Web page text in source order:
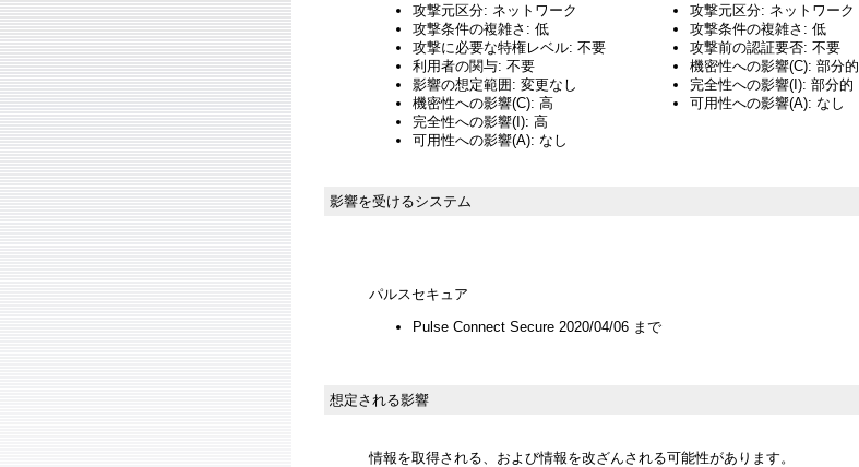
攻撃元区分: ネットワーク
攻撃条件の複雑さ: 低
攻撃に必要な特権レベル: 不要
利用者の関与: 不要
影響の想定範囲: 変更なし
機密性への影響(C): 高
完全性への影響(I): 高
可用性への影響(A): なし
攻撃元区分: ネットワーク
攻撃条件の複雑さ: 低
攻撃前の認証要否: 不要
機密性への影響(C): 部分的
完全性への影響(I): 部分的
可用性への影響(A): なし
影響を受けるシステム
パルスセキュア
Pulse Connect Secure 2020/04/06 まで
想定される影響
情報を取得される、および情報を改ざんされる可能性があります。